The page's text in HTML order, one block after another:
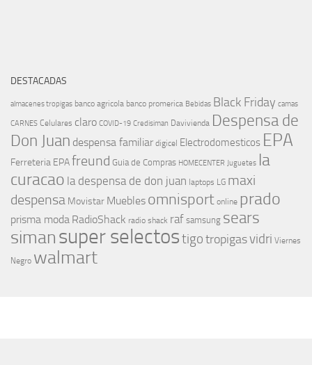
DESTACADAS
almacenes tropigas banco agricola banco promerica Bebidas Black Friday camas
CARNES Celulares claro COVID-19 Credisiman Davivienda Despensa de
Don Juan despensa familiar digicel Electrodomesticos EPA
Ferreteria EPAfreund Guia de Compras HOMECENTER Juguetes la
curacao la despensa de don juan laptops LG maxi
despensa Movistar Muebles omnisport online prado
prisma moda RadioShack radio shack raf samsung sears
simansuper selectostigotropigasvidri Viernes
Negro walmart